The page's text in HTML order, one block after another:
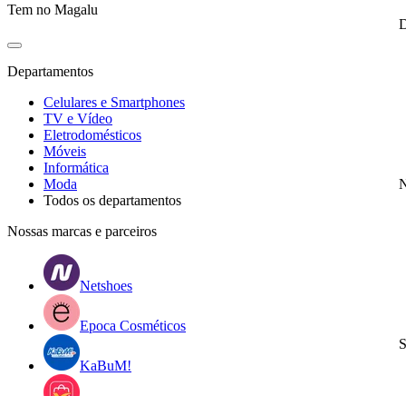
Tem no Magalu
Departamentos
Celulares e Smartphones
TV e Vídeo
Eletrodomésticos
Móveis
Informática
Moda
Todos os departamentos
Nossas marcas e parceiros
Netshoes
Epoca Cosméticos
KaBuM!